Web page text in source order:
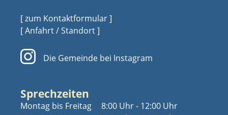
[ zum Kontaktformular ]
[ Anfahrt / Standort ]
Die Gemeinde bei Instagram
Sprechzeiten
Montag bis Freitag
8:00 Uhr - 12:00 Uhr